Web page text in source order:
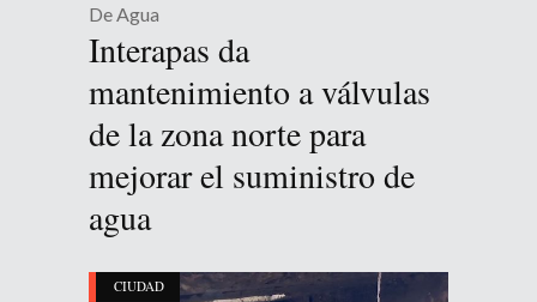
De Agua
Interapas da
mantenimiento a válvulas
de la zona norte para
mejorar el suministro de
agua
CIUDAD